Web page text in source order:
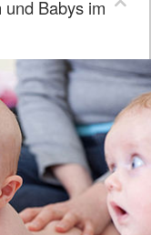
und Babys im